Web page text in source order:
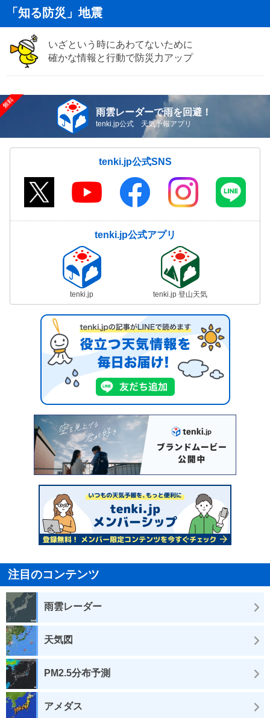
「知る防災」地震
いざという時にあわてないために
確かな情報と行動で防災力アップ
雨雲レーダーで雨を回避！
tenki.jp公式 天気予報アプリ
tenki.jp公式SNS
tenki.jp公式アプリ
tenki.jp tenki.jp 登山天気
注目のコンテンツ
雨雲レーダー
天気図
PM2.5分布予測
アメダス